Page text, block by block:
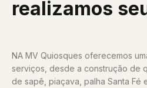
realizamos
NA MV Quiosques oferecemos
serviços, desde a construção de
de sapê, piaçava, palha Santa Fé